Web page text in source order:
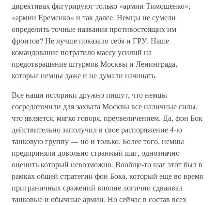
директивах фигурируют только «армии Тимошенко»,
«армии Еременко» и так далее. Немцы не сумели
определить точные названия противостоящих им
фронтов? Не лучше показало себя и ГРУ. Наше
командование потратило массу усилий на
предотвращение штурмов Москвы и Ленинграда,
которые немцы даже и не думали начинать.
Все наши историки дружно пишут, что немцы
сосредоточили для захвата Москвы все наличные силы,
что является, мягко говоря, преувеличением. Да, фон Бок
действительно заполучил в свое распоряжение 4-ю
танковую группу — но и только. Более того, немцы
предприняли довольно странный шаг, однозначно
оценить который невозможно. Вообще-то шаг этот был в
рамках общей стратегии фон Бока, который еще во время
приграничных сражений вполне логично сдваивал
танковые и обычные армии. Но сейчас в состав всех